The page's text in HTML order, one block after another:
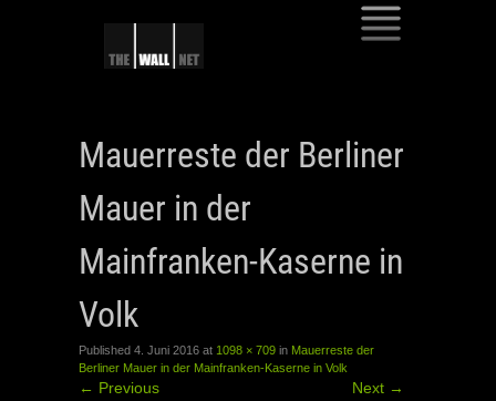
TO
CONTENT
Mauerreste der Berliner
Mauer in der
Mainfranken-Kaserne in
Volk
Published 4. Juni 2016 at 1098 × 709 in Mauerreste der
Berliner Mauer in der Mainfranken-Kaserne in Volk
← Previous Next →